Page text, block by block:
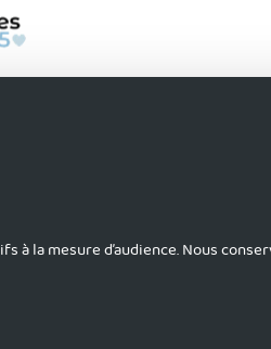
droits réservés
la mesure d’audience. Nous